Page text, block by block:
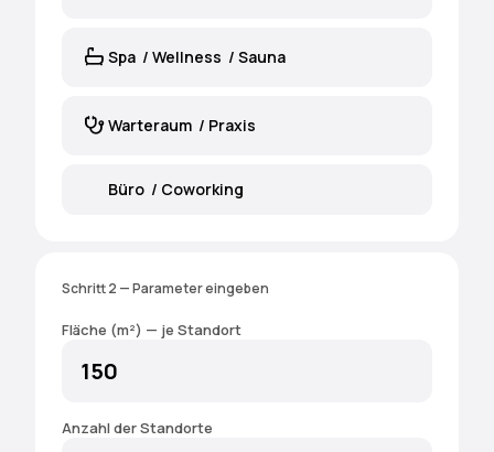
Spa / Wellness / Sauna
Warteraum / Praxis
Büro / Coworking
Schritt 2 — Parameter eingeben
Fläche (m²) — je Standort
Anzahl der Standorte